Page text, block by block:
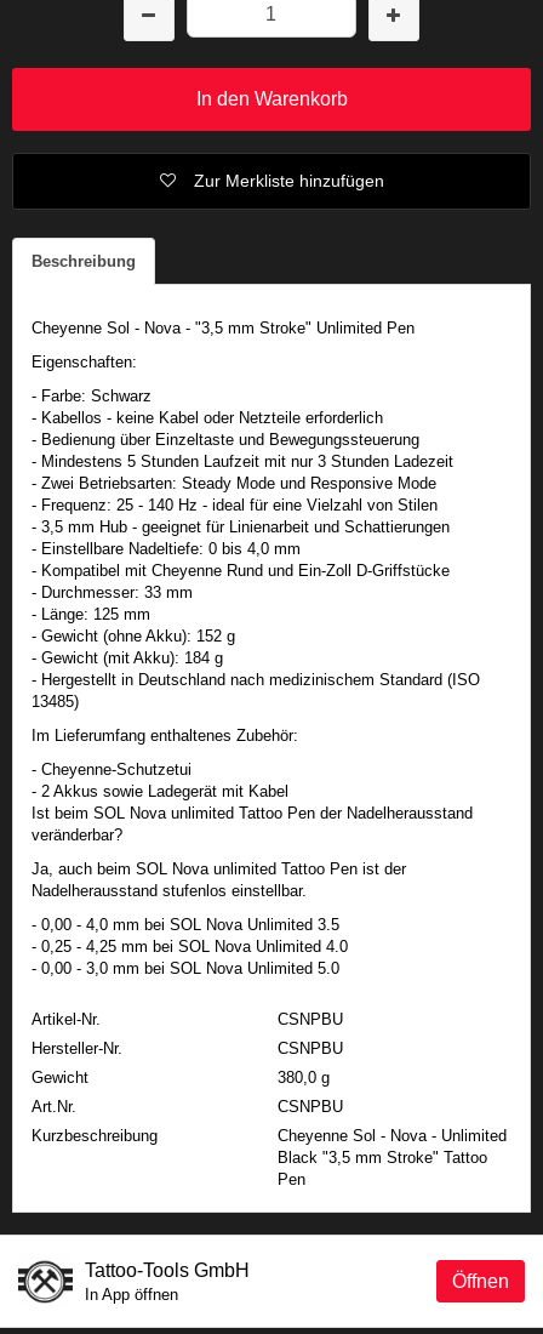
In den Warenkorb
Zur Merkliste hinzufügen
Beschreibung
Cheyenne Sol - Nova - "3,5 mm Stroke" Unlimited Pen
Eigenschaften:
- Farbe: Schwarz
- Kabellos - keine Kabel oder Netzteile erforderlich
- Bedienung über Einzeltaste und Bewegungssteuerung
- Mindestens 5 Stunden Laufzeit mit nur 3 Stunden Ladezeit
- Zwei Betriebsarten: Steady Mode und Responsive Mode
- Frequenz: 25 - 140 Hz - ideal für eine Vielzahl von Stilen
- 3,5 mm Hub - geeignet für Linienarbeit und Schattierungen
- Einstellbare Nadeltiefe: 0 bis 4,0 mm
- Kompatibel mit Cheyenne Rund und Ein-Zoll D-Griffstücke
- Durchmesser: 33 mm
- Länge: 125 mm
- Gewicht (ohne Akku): 152 g
- Gewicht (mit Akku): 184 g
- Hergestellt in Deutschland nach medizinischem Standard (ISO
13485)
Im Lieferumfang enthaltenes Zubehör:
- Cheyenne-Schutzetui
- 2 Akkus sowie Ladegerät mit Kabel
Ist beim SOL Nova unlimited Tattoo Pen der Nadelherausstand
veränderbar?
Ja, auch beim SOL Nova unlimited Tattoo Pen ist der
Nadelherausstand stufenlos einstellbar.
- 0,00 - 4,0 mm bei SOL Nova Unlimited 3.5
- 0,25 - 4,25 mm bei SOL Nova Unlimited 4.0
- 0,00 - 3,0 mm bei SOL Nova Unlimited 5.0
Artikel-Nr.
CSNPBU
Hersteller-Nr.
CSNPBU
Gewicht
380,0 g
Art.Nr.
CSNPBU
Kurzbeschreibung
Cheyenne Sol - Nova - Unlimited
Black "3,5 mm Stroke" Tattoo
Pen
Öffnen
Tattoo-Tools GmbH
In App öffnen